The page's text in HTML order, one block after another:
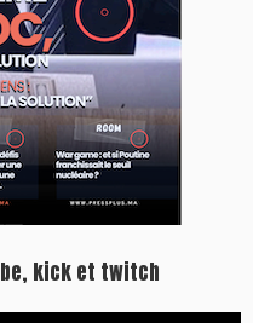
kick et twitch